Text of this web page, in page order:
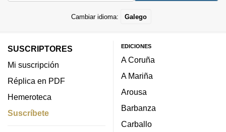
Cambiar idioma: Galego
SUSCRIPTORES
Mi suscripción
Réplica en PDF
Hemeroteca
Suscríbete
EDICIONES
A Coruña
A Mariña
Arousa
Barbanza
Carballo